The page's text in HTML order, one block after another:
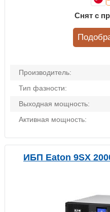
Производитель:
Тип фазности:
Выходная мощность:
Активная мощность:
Снят с
ИБП Eaton 9SX